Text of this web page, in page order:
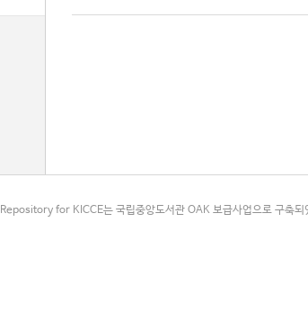
Repository for KICCE는 국립중앙도서관 OAK 보급사업으로 구축되